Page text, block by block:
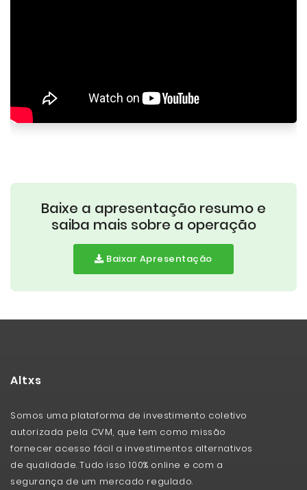
Baixe a apresentação resumo e
saiba mais sobre a operação
Baixar Apresentação
Altxs
Somos uma plataforma de investimento coletivo
autorizada pela CVM, que tem como missão
fornecer acesso fácil a investimentos alternativos
de qualidade. Tudo isso 100% online e com a
segurança de um mercado regulado.